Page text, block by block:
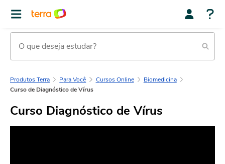
Produtos Terra Para Você Cursos Online
Biomedicina
Curso de Diagnóstico de Vírus
Curso Diagnóstico de Vírus